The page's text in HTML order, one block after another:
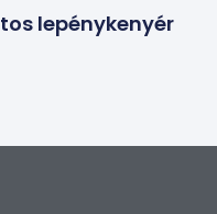
lepénykenyér